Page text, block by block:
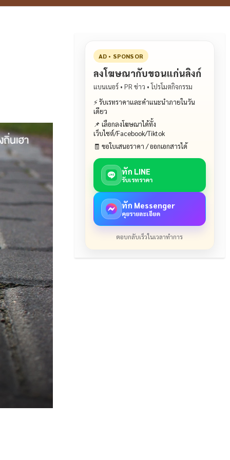
AD • SPONSOR
ลงโฆษณากับขอนแก่นลิงก์
แบนเนอร์ • PR ข่าว • โปรโมตกิจกรรม
⚡ รับเรทราคาและคำแนะนำภายในวัน
เดียว
📌 เลือกลงโฆษณาได้ทั้ง
เว็บไซต์/Facebook/Tiktok
🧾 ขอใบเสนอราคา / ออกเอกสารได้
ทัก LINE
รับเรทราคา
ทัก Messenger
คุยรายละเอียด
ตอบกลับเร็วในเวลาทำการ